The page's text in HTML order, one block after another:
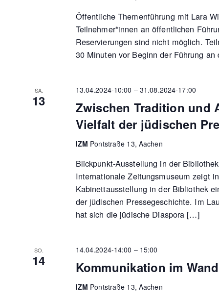
Öffentliche Themenführung mit Lara
Teilnehmer*innen an öffentlichen
Reservierungen sind nicht möglich.
30 Minuten vor Beginn der Führung
SA.
13
Zwischen Tradition und
Vielfalt der jüdischen
13.04.2024-10:00 – 31.08.2024-17:00
IZM Pontstraße 13, Aachen
Blickpunkt-Ausstellung in der
Internationale Zeitungsmuseum zeigt
Kabinettausstellung in der Bibliothek
der jüdischen Pressegeschichte. Im
hat sich die jüdische Diaspora […]
SO.
14 Kommunikation im
14.04.2024-14:00 – 15:00
IZM Pontstraße 13, Aachen